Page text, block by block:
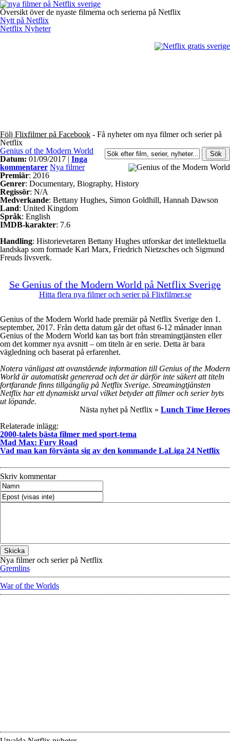
Översikt över de nyaste filmerna och serierna på Netflix
Nytt på Netflix
Netflix Nyheter
Följ Flixfilmer på Facebook - Få nyheter om nya filmer och serier på
Netflix
Genius of the Modern World
Datum: 01/09/2017 | Inga
kommentarer Nya filmer
Premiär: 2016
Genrer: Documentary, Biography, History
Regissör: N/A
Medverkande: Bettany Hughes, Simon Goldhill, Hannah Dawson
Land: United Kingdom
Språk: English
IMDB-karakter: 7.6
Handling: Historievetaren Bettany Hughes utforskar det intellektuella
landskap som formade Karl Marx, Friedrich Nietzsches och Sigmund
Freuds livsverk.
Se Genius of the Modern World på Netflix Sverige
Hitta flera nya filmer och serier på Flixfilmer.se
Genius of the Modern World hade premiär på Netflix Sverige den 1.
september, 2017. Från detta datum går det oftast 6-12 månader innan
Genius of the Modern World kan tas bort från streamingtjänsten eller
om det kommer nya avsnitt – om titeln är en serie. Detta är bara
vägledning och baserat på erfarenhet.
Notera vänligast att ovanstående information till Genius of the Modern
World är automatiskt genererad och det är därför inte säkert att titeln
fortfarande finns tillgänglig på Netflix Sverige. Streamingtjänsten
Netflix har ett dynamiskt urval vilket betyder att filmer och serier byts
ut löpande.
Nästa nyhet på Netflix » Lunch Time Heroes
Relaterade inlägg:
2000-talets bästa filmer med sport-tema
Mad Max: Fury Road
Vad man kan förvänta sig av den kommande LaLiga 24 Netflix
Skriv kommentar
Nya filmer och serier på Netflix
Gremlins
War of the Worlds